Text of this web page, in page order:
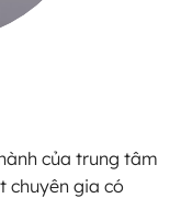
của trung tâm
chuyên gia có